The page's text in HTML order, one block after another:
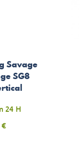
Savage
SG8
24 H
€